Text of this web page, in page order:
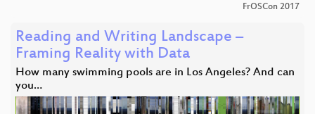
FrOSCon 2017
Reading and Writing Landscape –
Framing Reality with Data
How many swimming pools are in Los Angeles? And can
you…